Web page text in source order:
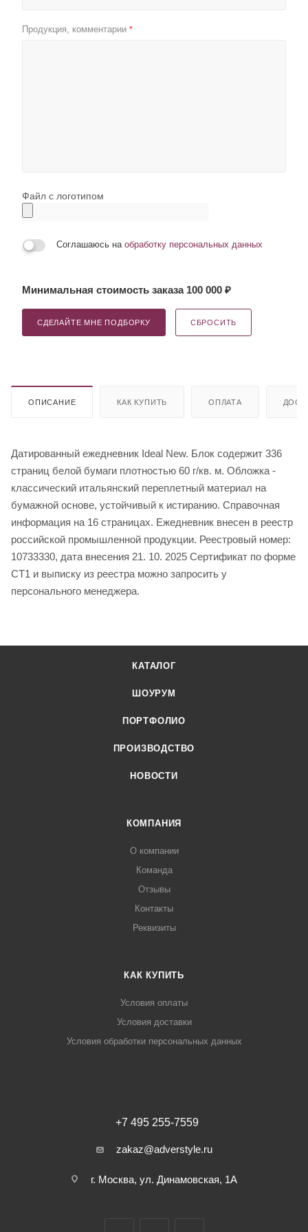
Продукция, комментарии *
Файл с логотипом
Соглашаюсь на обработку персональных данных
Минимальная стоимость заказа 100 000 ₽
СДЕЛАЙТЕ МНЕ ПОДБОРКУ СБРОСИТЬ
ОПИСАНИЕ КАК КУПИТЬ ОПЛАТА
Датированный ежедневник Ideal New. Блок содержит 336
страниц белой бумаги плотностью 60 г/кв. м. Обложка -
классический итальянский переплетный материал на
бумажной основе, устойчивый к истиранию. Справочная
информация на 16 страницах. Ежедневник внесен в реестр
российской промышленной продукции. Реестровый номер:
10733330, дата внесения 21. 10. 2025 Сертификат по форме
СТ1 и выписку из реестра можно запросить у
персонального менеджера.
КАТАЛОГ
ШОУРУМ
ПОРТФОЛИО
ПРОИЗВОДСТВО
НОВОСТИ
КОМПАНИЯ
О компании
Команда
Отзывы
Контакты
Реквизиты
КАК КУПИТЬ
Условия оплаты
Условия доставки
Условия обработки персональных данных
+7 495 255-7559
zakaz@adverstyle.ru
г. Москва, ул. Динамовская, 1А